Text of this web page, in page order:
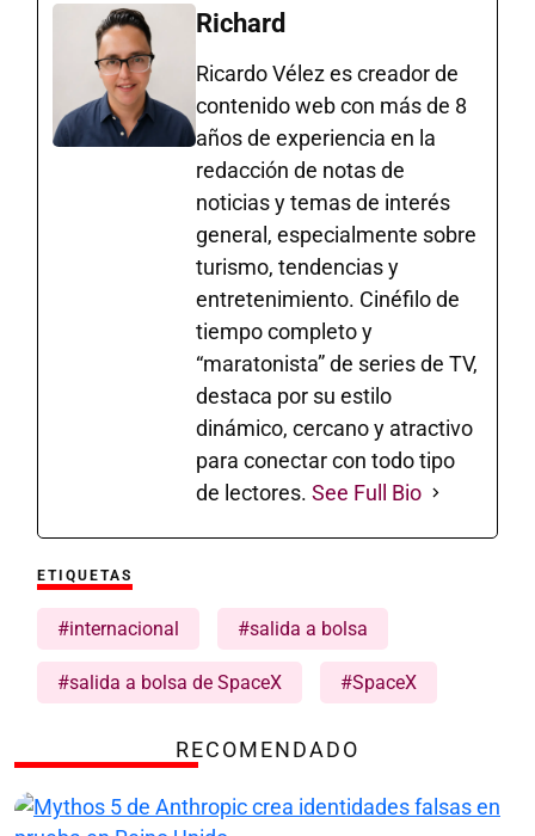
Richard
Ricardo Vélez es creador de
contenido web con más de 8
años de experiencia en la
redacción de notas de
noticias y temas de interés
general, especialmente sobre
turismo, tendencias y
entretenimiento. Cinéfilo de
tiempo completo y
“maratonista” de series de TV,
destaca por su estilo
dinámico, cercano y atractivo
para conectar con todo tipo
de lectores. See Full Bio
ETIQUETAS
#internacional #salida a bolsa
#salida a bolsa de SpaceX #SpaceX
RECOMENDADO